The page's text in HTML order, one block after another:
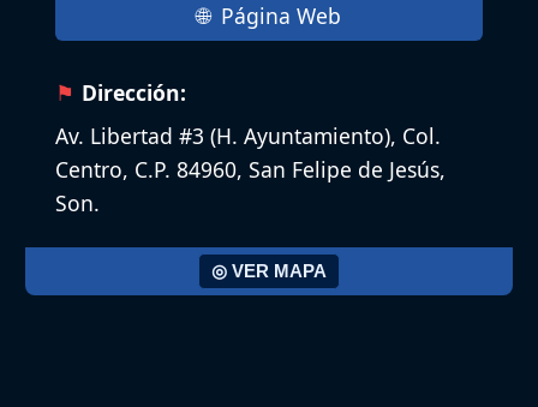
Página Web
Dirección:
Av. Libertad #3 (H. Ayuntamiento), Col.
Centro, C.P. 84960, San Felipe de Jesús,
Son.
◎ VER MAPA